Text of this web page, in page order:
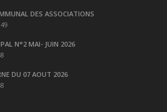
DES ASSOCIATIONS
N°2 MAI- JUIN 2026
DU 07 AOUT 2026